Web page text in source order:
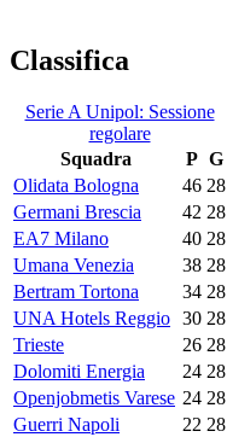
Classifica
Serie A Unipol: Sessione
regolare
Squadra
P G
Olidata Bologna
46 28
Germani Brescia
42 28
EA7 Milano
40 28
Umana Venezia
38 28
Bertram Tortona
34 28
UNA Hotels Reggio 30 28
Trieste
26 28
Dolomiti Energia
24 28
Openjobmetis Varese 24 28
Guerri Napoli
22 28